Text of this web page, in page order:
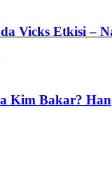
Vicks Etkisi –
Kim Bakar?